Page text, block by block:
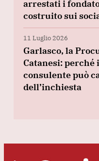
arrestati i
costruito sui
11 Luglio 2026
Garlasco, la
Catanesi: perché
consulente può
dell’inchiesta